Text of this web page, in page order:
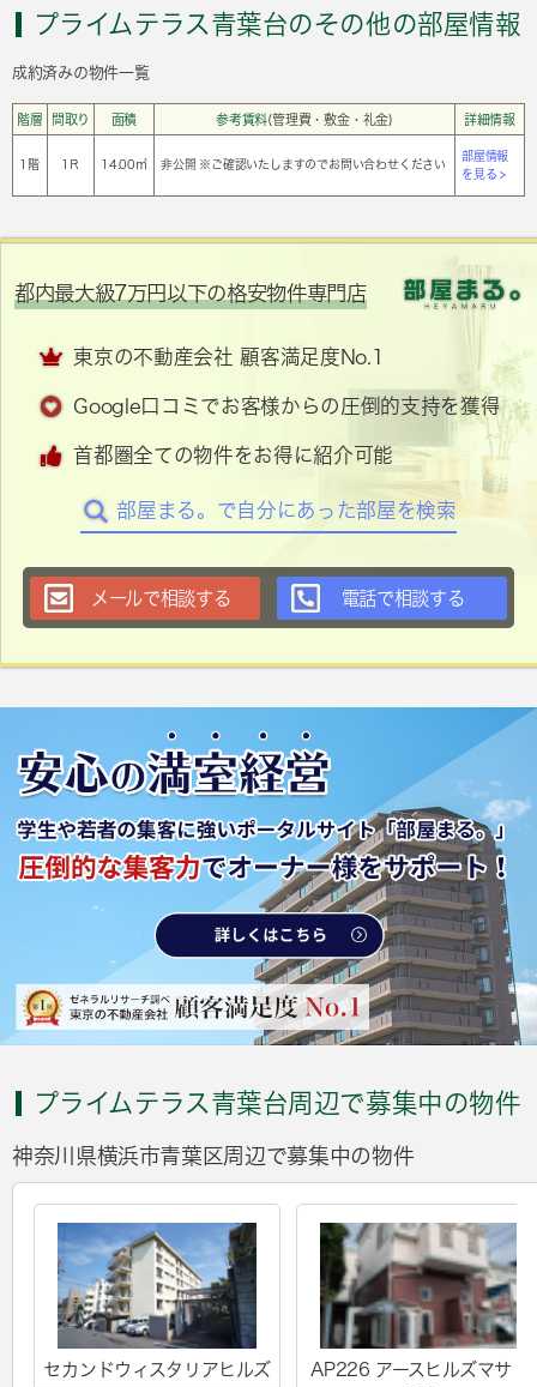
プライムテラス青葉台のその他の部屋情報
成約済みの物件一覧
階層 間取り 面積 参考賃料(管理費・敷金・礼金) 詳細情報
1階 1Ｒ 14.00㎡ 非公開 ※ご確認いたしますのでお問い合わせください
部屋情報
を見る >
都内最大級7万円以下の格安物件専門店
東京の不動産会社 顧客満足度No.1
Google口コミでお客様からの圧倒的支持を獲得
首都圏全ての物件をお得に紹介可能
部屋まる。で自分にあった部屋を検索
メールで相談する 電話で相談する
プライムテラス青葉台周辺で募集中の物件
神奈川県横浜市青葉区周辺で募集中の物件
セカンドウィスタリアヒルズ
AP226 アースヒルズマサⅠ